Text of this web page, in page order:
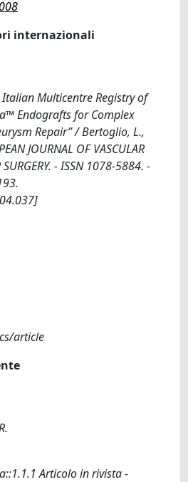
internazionali
Multicentre Registry of
Endografts for Complex
Repair” / Bertoglio, L.,
JOURNAL OF VASCULAR
- ISSN 1078-5884. -
article
Articolo in rivista -